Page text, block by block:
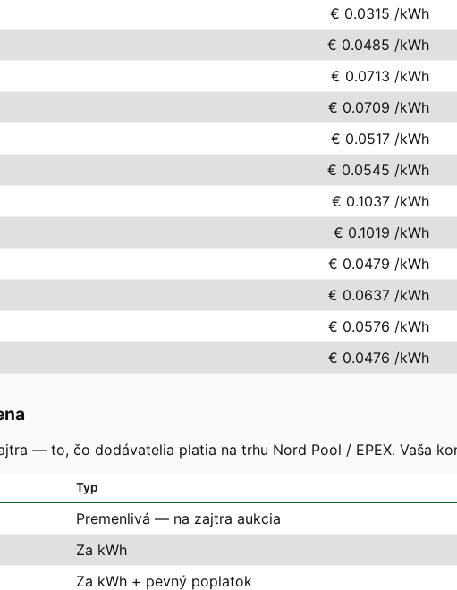
€ 0.0315 /kWh
€ 0.0485 /kWh
€ 0.0713 /kWh
€ 0.0709 /kWh
€ 0.0517 /kWh
€ 0.0545 /kWh
€ 0.1037 /kWh
€ 0.1019 /kWh
€ 0.0479 /kWh
€ 0.0637 /kWh
€ 0.0576 /kWh
€ 0.0476 /kWh
— to, čo dodávatelia platia na trhu Nord Pool / EPEX. Vaša
Typ
Premenlivá — na zajtra aukcia
Za kWh
Za kWh + pevný poplatok